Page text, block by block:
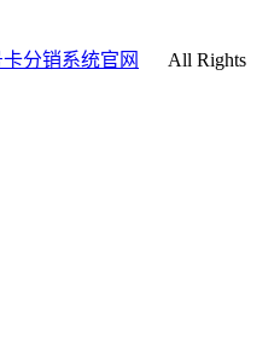
分销系统官网
All Rights